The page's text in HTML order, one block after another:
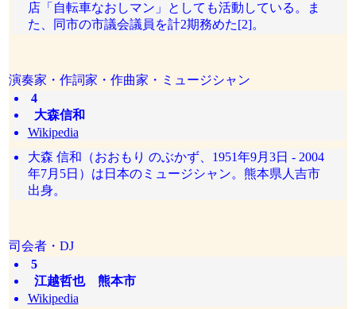
店「自転車なおしマン」としても活動している。ま
た、同市の市議会議員を計2期務めた[2]。
演奏家・作詞家・作曲家・ミュージシャン
4
大森信和
Wikipedia
大森 信和（おおもり のぶかず、1951年9月3日 - 2004
年7月5日）は日本のミュージシャン。熊本県人吉市
出身。
司会者・DJ
5
江越哲也 熊本市
Wikipedia